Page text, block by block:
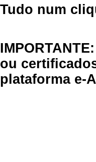
Tudo num
ou
plataforma e-